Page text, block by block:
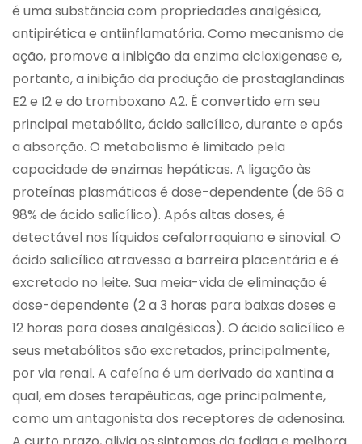
é uma substância com propriedades analgésica,
antipirética e antiinflamatória. Como mecanismo de
ação, promove a inibição da enzima cicloxigenase e,
portanto, a inibição da produção de prostaglandinas
E2 e I2 e do tromboxano A2. É convertido em seu
principal metabólito, ácido salicílico, durante e após
a absorção. O metabolismo é limitado pela
capacidade de enzimas hepáticas. A ligação às
proteínas plasmáticas é dose-dependente (de 66 a
98% de ácido salicílico). Após altas doses, é
detectável nos líquidos cefalorraquiano e sinovial. O
ácido salicílico atravessa a barreira placentária e é
excretado no leite. Sua meia-vida de eliminação é
dose-dependente (2 a 3 horas para baixas doses e
12 horas para doses analgésicas). O ácido salicílico e
seus metabólitos são excretados, principalmente,
por via renal. A cafeína é um derivado da xantina a
qual, em doses terapêuticas, age principalmente,
como um antagonista dos receptores de adenosina.